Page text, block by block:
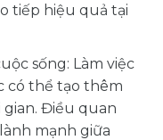
tiếp hiệu quả tại
sống: Làm việc
có thể tạo thêm
gian. Điều quan
mạnh giữa